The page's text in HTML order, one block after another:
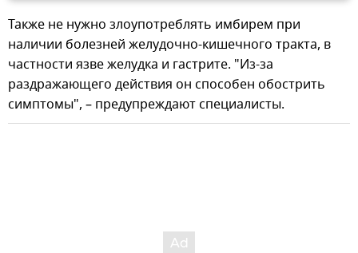
Также не нужно злоупотреблять имбирем при
наличии болезней желудочно-кишечного тракта, в
частности язве желудка и гастрите. "Из-за
раздражающего действия он способен обострить
симптомы", – предупреждают специалисты.